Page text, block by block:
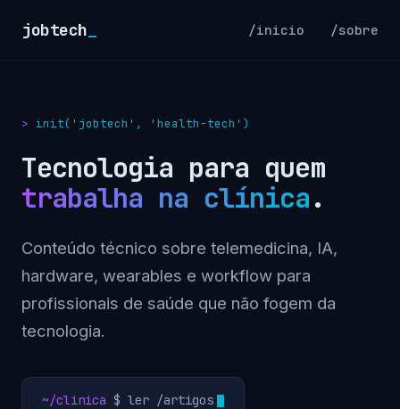
jobtech_ /inicio /sobre
init('jobtech', 'health-tech')
Tecnologia para quem
trabalha na clínica.
Conteúdo técnico sobre telemedicina, IA,
hardware, wearables e workflow para
profissionais de saúde que não fogem da
tecnologia.
~/clinica $ ler /artigos